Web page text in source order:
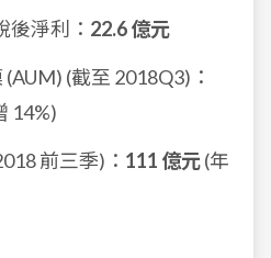
後淨利： 22.6 億元
(截至 2018Q3)：
14%)
前三季)： 111 億元(年